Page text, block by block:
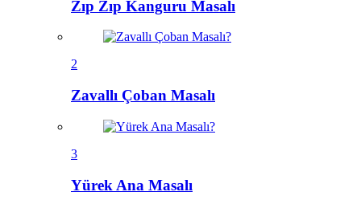
Zıp Zıp Kanguru Masalı
2
Zavallı Çoban Masalı
3
Yürek Ana Masalı